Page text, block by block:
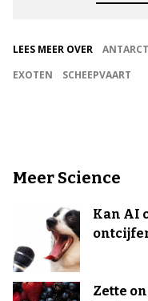
LEES MEER OVER
EXOTEN
SCHEEPVAART
Meer Science
Kan AI
Zette